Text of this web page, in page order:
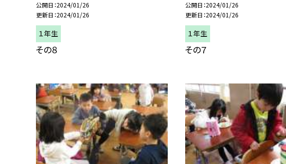
公開日 2024/01/26
更新日 2024/01/26
１年生
その８
公開日 2024/01/26
更新日 2024/01/26
１年生
その７